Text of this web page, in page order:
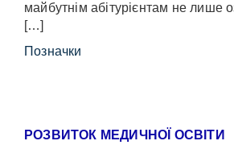
майбутнім абітурієнтам не лише
[…]
Позначки
РОЗВИТОК МЕДИЧНОЇ ОСВІТИ